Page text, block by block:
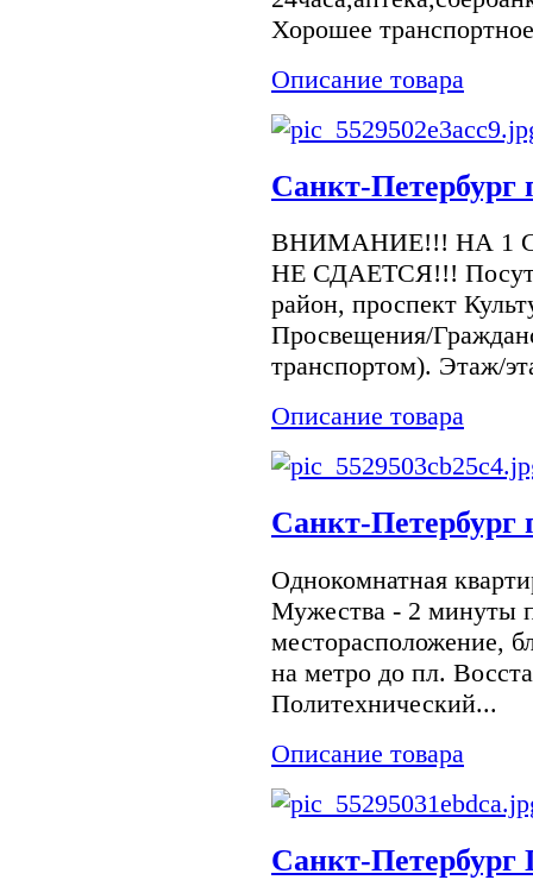
Хорошее
Описание товара
Санкт-Петербург
ВНИМАНИЕ!!! НА 1
НЕ СДАЕТСЯ!!!
район, проспект
Просвещения/
транспортом). Этаж/
Описание товара
Санкт-Петербург
Однокомнатная
Мужества - 2 минуты
месторасположение,
на метро до пл.
Политехнический...
Описание товара
Санкт-